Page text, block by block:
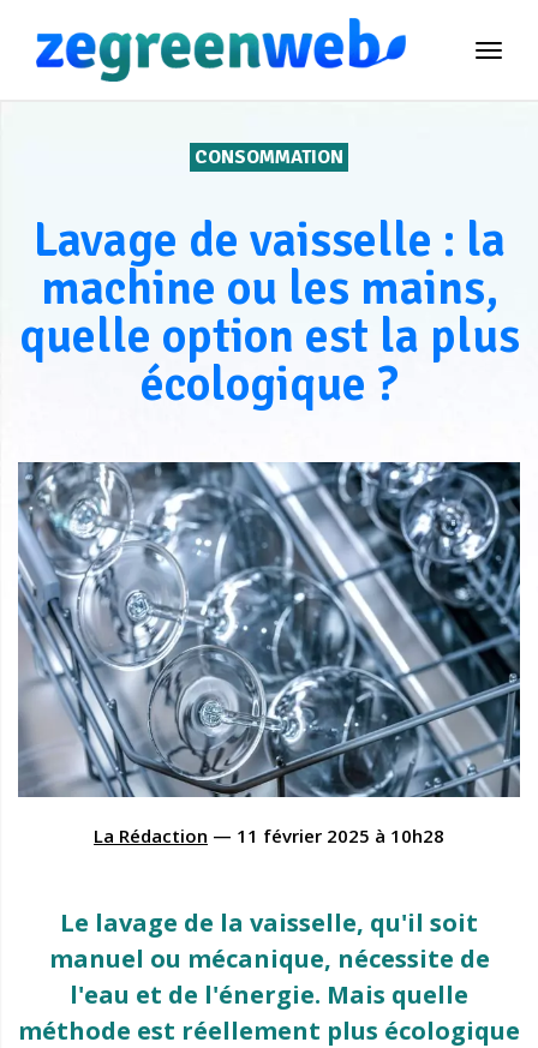
CONSOMMATION
Lavage de vaisselle : la
machine ou les mains,
quelle option est la plus
écologique ?
La Rédaction — 11 février 2025 à 10h28
Le lavage de la vaisselle, qu'il soit
manuel ou mécanique, nécessite de
l'eau et de l'énergie. Mais quelle
méthode est réellement plus écologique